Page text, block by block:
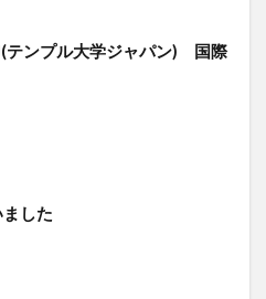
テンプル大学ジャパン) 国際
した